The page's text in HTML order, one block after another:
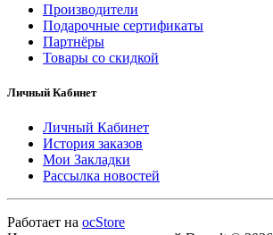
Производители
Подарочные сертификаты
Партнёры
Товары со скидкой
Личный Кабинет
Личный Кабинет
История заказов
Мои Закладки
Рассылка новостей
Работает на ocStore